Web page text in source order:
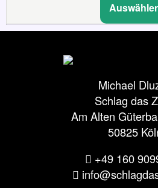
Michael
Schlag das
Am Alten
50825
+49 160